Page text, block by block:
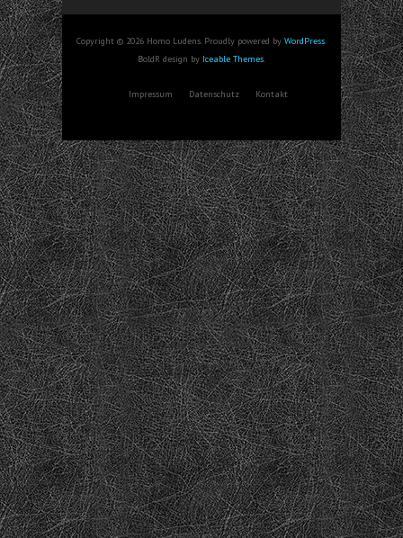
Copyright © 2026 Homo Ludens. Proudly powered by WordPress.
BoldR design by Iceable Themes.
Impressum Datenschutz Kontakt